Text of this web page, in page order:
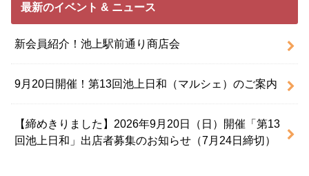
最新のイベント & ニュース
新会員紹介！池上駅前通り商店会
9月20日開催！第13回池上日和（マルシェ）のご案内
【締めきりました】2026年9月20日（日）開催「第13
回池上日和」出店者募集のお知らせ（7月24日締切）